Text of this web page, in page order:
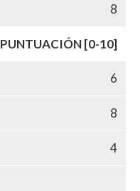
8
PUNTUACIÓN [0-10]
6
8
4